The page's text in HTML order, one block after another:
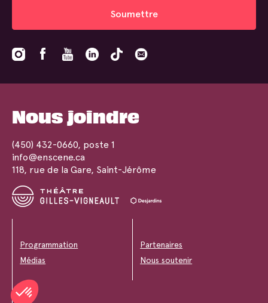
Soumettre
Nous joindre
(450) 432-0660, poste 1
info@enscene.ca
118, rue de la Gare, Saint-Jérôme
Programmation
Médias
Partenaires
Nous soutenir